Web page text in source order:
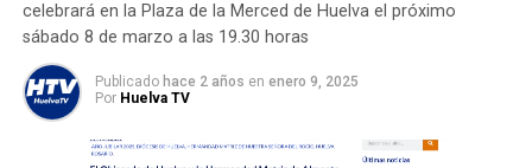
celebrará en la Plaza de la Merced de Huelva el próximo
sábado 8 de marzo a las 19.30 horas
Publicado hace 2 años en enero 9, 2025
Por Huelva TV